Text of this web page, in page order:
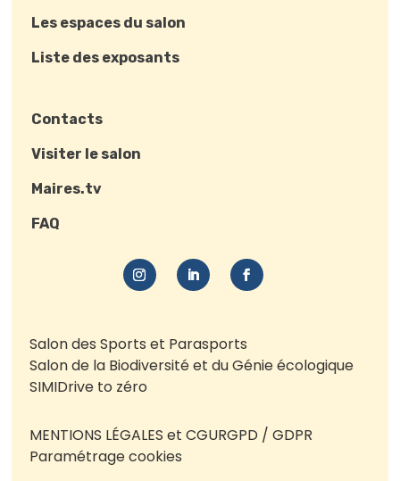
Les espaces du salon
Liste des exposants
Contacts
Visiter le salon
Maires.tv
FAQ
Salon des Sports et Parasports
Salon de la Biodiversité et du Génie écologique
SIMIDrive to zéro
MENTIONS LÉGALES et CGURGPD / GDPR
Paramétrage cookies